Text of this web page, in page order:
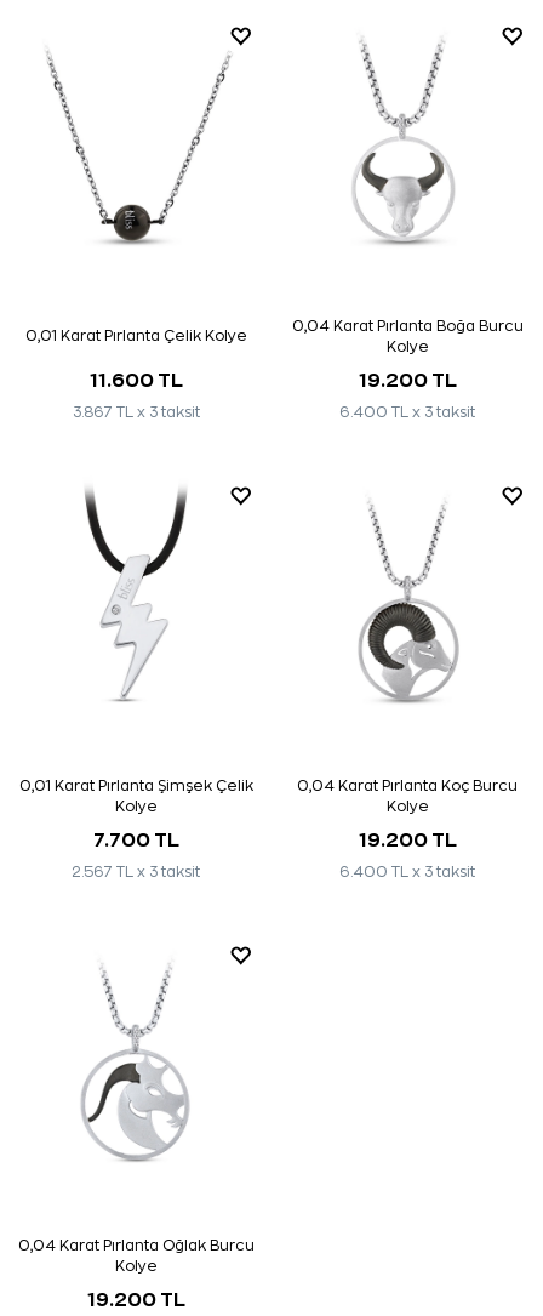
0,01 Karat Pırlanta Çelik Kolye
11.600 TL
3.867 TL x 3 taksit
0,04 Karat Pırlanta Boğa Burcu
Kolye
19.200 TL
6.400 TL x 3 taksit
0,01 Karat Pırlanta Şimşek Çelik
Kolye
7.700 TL
2.567 TL x 3 taksit
0,04 Karat Pırlanta Koç Burcu
Kolye
19.200 TL
6.400 TL x 3 taksit
0,04 Karat Pırlanta Oğlak Burcu
Kolye
19.200 TL